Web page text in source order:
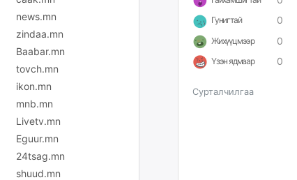
news.mn
zindaa.mn
Baabar.mn
tovch.mn
ikon.mn
mnb.mn
Livetv.mn
Eguur.mn
24tsag.mn
shuud.mn
Гунигтай 0
Жихүүцмээр 0
Үзэн ядмаар 0
Сурталчилгаа